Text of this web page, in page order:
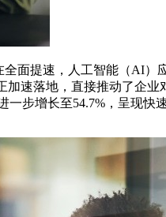
面提速，人工智能（AI）
速落地，直接推动了企业
步增长至54.7%，呈现快